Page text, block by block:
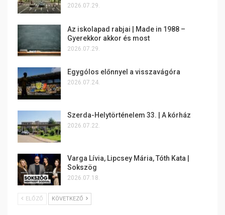
2026.07.29.
Az iskolapad rabjai | Made in 1988 –
Gyerekkor akkor és most
2026.07.29.
Egygólos előnnyel a visszavágóra
2026.07.24.
Szerda-Helytörténelem 33. | A kórház
2026.07.22.
Varga Lívia, Lipcsey Mária, Tóth Kata |
Sokszög
2026.07.18.
ELŐZŐ KÖVETKEZŐ